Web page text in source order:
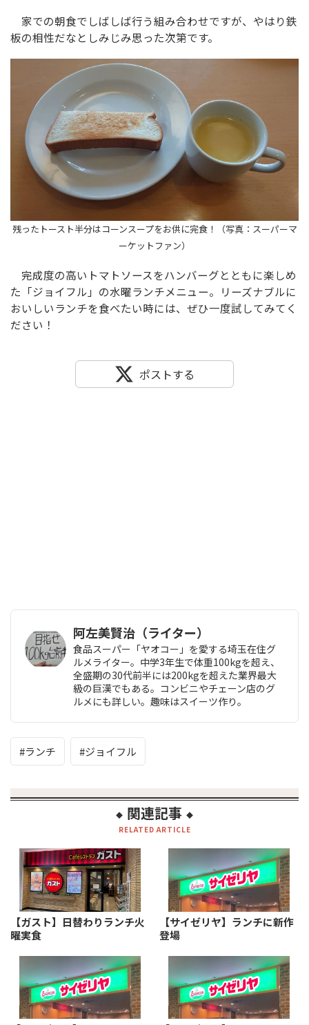
家での朝食でしばしば行う組み合わせですが、やはり鉄
板の相性だなとしみじみ思った次第です。
残ったトースト半分はコーンスープをお供に完食！（写真：スーパーマ
ーケットファン）
完成度の高いトマトソースをハンバーグとともに楽しめ
た「ジョイフル」の水曜ランチメニュー。リーズナブルに
おいしいランチを食べたい時には、ぜひ一度試してみてく
ださい！
ポストする
阿左美賢治（ライター）
食品スーパー「ヤオコー」を愛する埼玉在住グ
ルメライター。中学3年生で体重100kgを超え、
全盛期の30代前半には200kgを超えた業界最大
級の巨漢でもある。コンビニやチェーン店のグ
ルメにも詳しい。趣味はスイーツ作り。
ランチ ジョイフル
◆ 関連記事 ◆
RELATED ARTICLE
【ガスト】日替わりランチ火
曜実食
【サイゼリヤ】ランチに新作
登場